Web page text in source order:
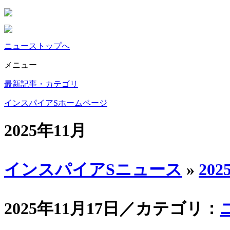
ニューストップへ
メニュー
最新記事・カテゴリ
インスパイアSホームページ
2025年11月
インスパイアSニュース »
2025年11月17日／カテゴリ：